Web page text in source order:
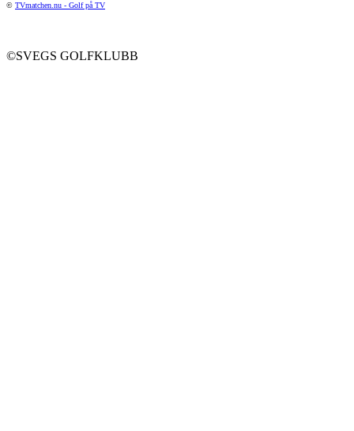
© TVmatchen.nu - Golf på TV
©SVEGS GOLFKLUBB